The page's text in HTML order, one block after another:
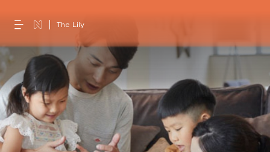
The Lily